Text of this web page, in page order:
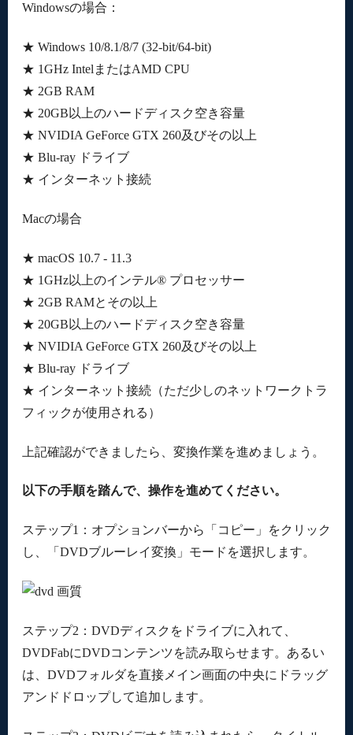
Windowsの場合：
★ Windows 10/8.1/8/7 (32-bit/64-bit)
★ 1GHz IntelまたはAMD CPU
★ 2GB RAM
★ 20GB以上のハードディスク空き容量
★ NVIDIA GeForce GTX 260及びその以上
★ Blu-ray ドライブ
★ インターネット接続
Macの場合
★ macOS 10.7 - 11.3
★ 1GHz以上のインテル® プロセッサー
★ 2GB RAMとその以上
★ 20GB以上のハードディスク空き容量
★ NVIDIA GeForce GTX 260及びその以上
★ Blu-ray ドライブ
★ インターネット接続（ただ少しのネットワークトラ
フィックが使用される）
上記確認ができましたら、変換作業を進めましょう。
以下の手順を踏んで、操作を進めてください。
ステップ1：オプションバーから「コピー」をクリック
し、「DVDブルーレイ変換」モードを選択します。
ステップ2：DVDディスクをドライブに入れて、
DVDFabにDVDコンテンツを読み取らせます。あるい
は、DVDフォルダを直接メイン画面の中央にドラッグ
アンドドロップして追加します。